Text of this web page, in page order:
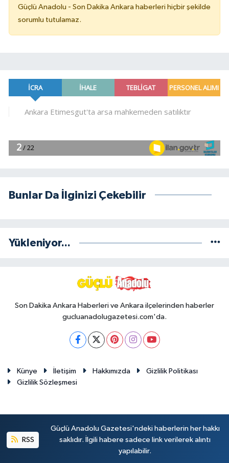
Güçlü Anadolu - Son Dakika Ankara haberleri hiçbir şekilde
sorumlu tutulamaz.
Bunlar Da İlginizi Çekebilir
Yükleniyor...
Son Dakika Ankara Haberleri ve Ankara ilçelerinden haberler
gucluanadolugazetesi.com'da.
Künye İletişim Hakkımızda
Gizlilik Politikası
Gizlilik Sözleşmesi
RSS
Güçlü Anadolu Gazetesi'ndeki haberlerin her hakkı
saklıdır. İlgili habere sadece link verilerek alıntı
yapılabilir.